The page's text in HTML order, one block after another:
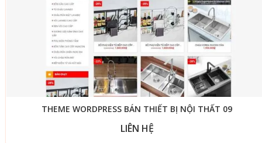
THEME WORDPRESS BÁN THIẾT BỊ NỘI THẤT 09
LIÊN HỆ